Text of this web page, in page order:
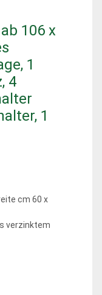
106 x
1
4
1
cm 60 x
verzinktem